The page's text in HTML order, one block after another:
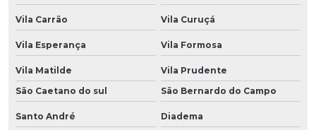
Vila Carrão Vila Curuçá
Vila Esperança Vila Formosa
Vila Matilde
Vila Prudente
São Caetano do sul
São Bernardo do Campo
Santo André Diadema